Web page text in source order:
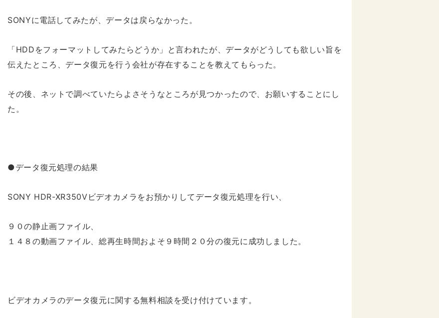
SONYに電話してみたが、データは戻らなかった。
「HDDをフォーマットしてみたらどうか」と言われたが、データがどうしても欲しい旨を
伝えたところ、データ復元を行う会社が存在することを教えてもらった。
その後、ネットで調べていたらよさそうなところが見つかったので、お願いすることにし
た。
●データ復元処理の結果
SONY HDR-XR350Vビデオカメラをお預かりしてデータ復元処理を行い、
９０の静止画ファイル、
１４８の動画ファイル、総再生時間およそ９時間２０分の復元に成功しました。
ビデオカメラのデータ復元に関する無料相談を受け付けています。